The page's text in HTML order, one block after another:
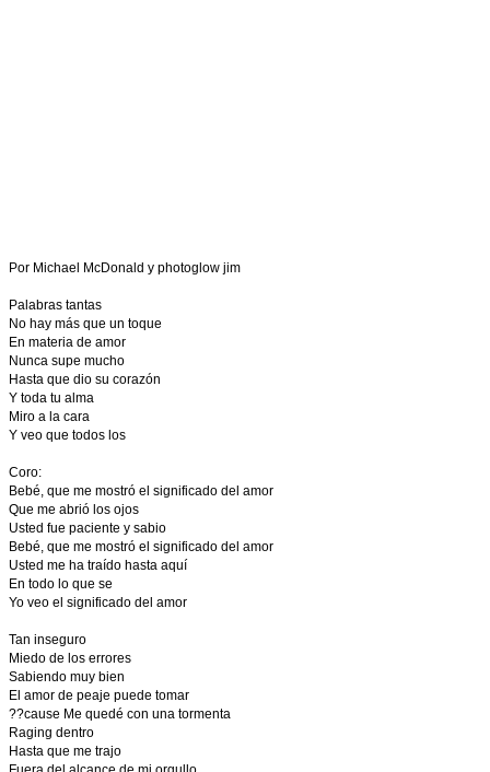
Por Michael McDonald y photoglow jim
Palabras tantas
No hay más que un toque
En materia de amor
Nunca supe mucho
Hasta que dio su corazón
Y toda tu alma
Miro a la cara
Y veo que todos los
Coro:
Bebé, que me mostró el significado del amor
Que me abrió los ojos
Usted fue paciente y sabio
Bebé, que me mostró el significado del amor
Usted me ha traído hasta aquí
En todo lo que se
Yo veo el significado del amor
Tan inseguro
Miedo de los errores
Sabiendo muy bien
El amor de peaje puede tomar
??cause Me quedé con una tormenta
Raging dentro
Hasta que me trajo